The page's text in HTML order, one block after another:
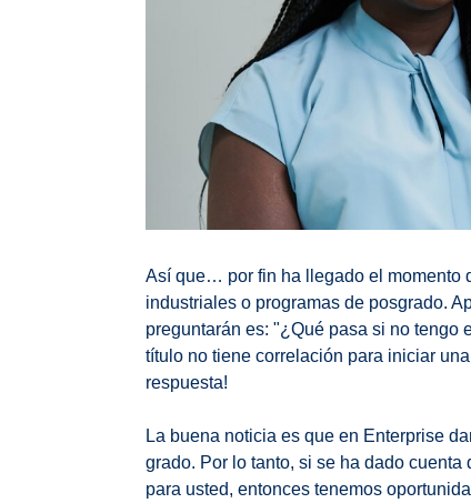
Así que… por fin ha llegado el momento
industriales o programas de posgrado.
preguntarán es: "¿Qué pasa si no tengo
título no tiene correlación para iniciar
respuesta!
La buena noticia es que en Enterprise
grado. Por lo tanto, si se ha dado
para usted, entonces tenemos